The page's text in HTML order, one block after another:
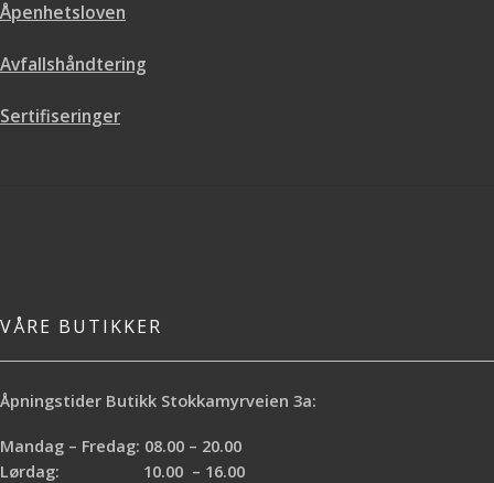
Åpenhetsloven
Avfallshåndtering
Sertifiseringer
VÅRE BUTIKKER
Åpningstider Butikk Stokkamyrveien 3a:
Mandag – Fredag: 08.00 – 20.00
Lørdag: 10.00 – 16.00